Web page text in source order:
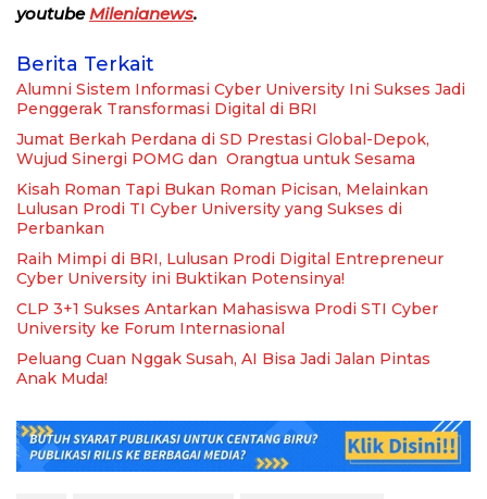
youtubeMilenianews.
Berita Terkait
Alumni Sistem Informasi Cyber University Ini Sukses Jadi
Penggerak Transformasi Digital di BRI
Jumat Berkah Perdana di SD Prestasi Global-Depok,
Wujud Sinergi POMG dan Orangtua untuk Sesama
Kisah Roman Tapi Bukan Roman Picisan, Melainkan
Lulusan Prodi TI Cyber University yang Sukses di
Perbankan
Raih Mimpi di BRI, Lulusan Prodi Digital Entrepreneur
Cyber University ini Buktikan Potensinya!
CLP 3+1 Sukses Antarkan Mahasiswa Prodi STI Cyber
University ke Forum Internasional
Peluang Cuan Nggak Susah, AI Bisa Jadi Jalan Pintas
Anak Muda!